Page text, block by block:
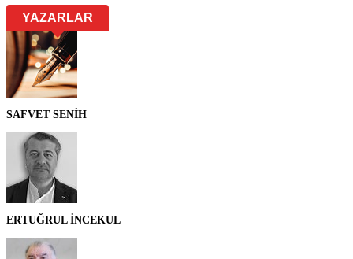
YAZARLAR
SAFVET SENİH
ERTUĞRUL İNCEKUL